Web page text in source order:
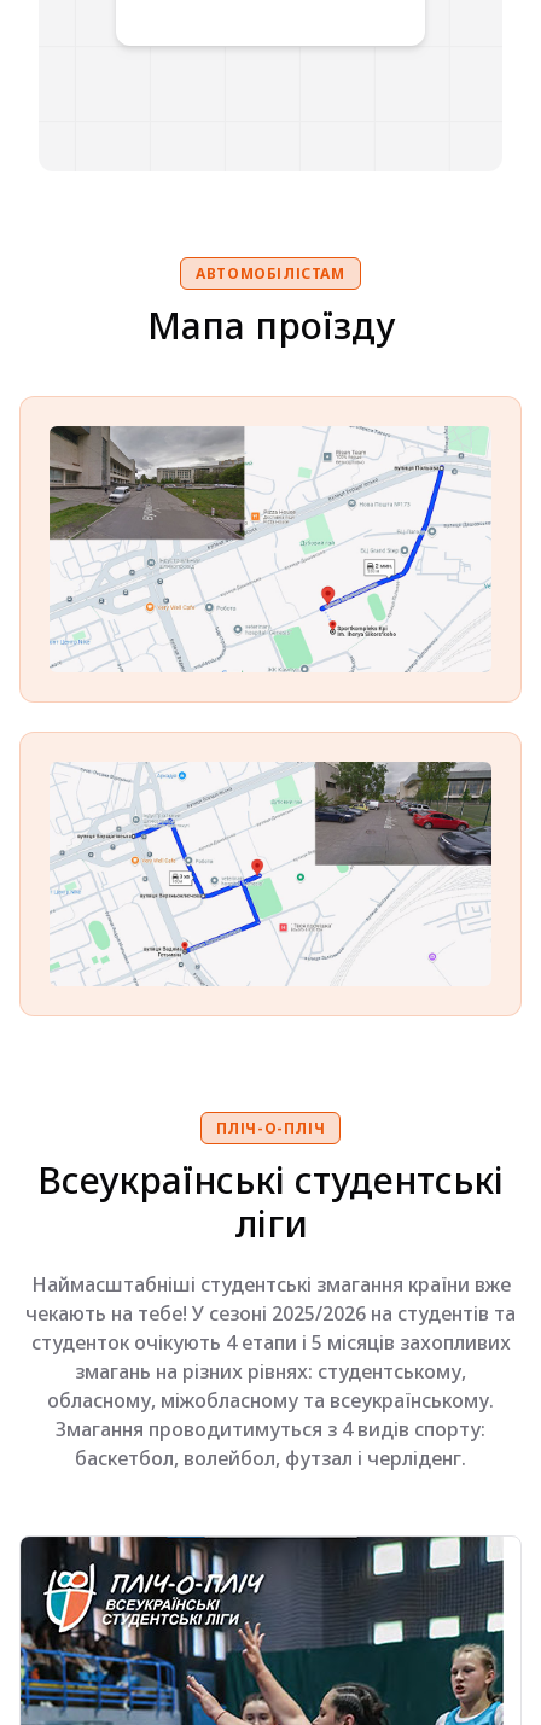
АВТОМОБІЛІСТАМ
Мапа проїзду
ПЛІЧ-О-ПЛІЧ
Всеукраїнські студентські
ліги
Наймасштабніші студентські змагання країни вже
чекають на тебе! У сезоні 2025/2026 на студентів та
студенток очікують 4 етапи і 5 місяців захопливих
змагань на різних рівнях: студентському,
обласному, міжобласному та всеукраїнському.
Змагання проводитимуться з 4 видів спорту:
баскетбол, волейбол, футзал і черліденг.